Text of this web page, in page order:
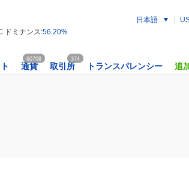
ドミナンス:56.20%
日本語
通貨
60708
取引所
374
トランスパレンシー 追